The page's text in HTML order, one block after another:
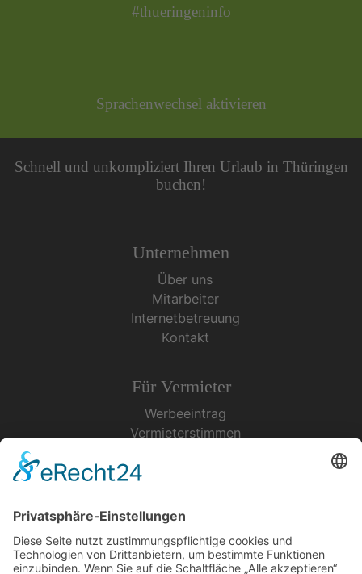
#thueringeninfo
Sprachenwechsel aktivieren
Schnell und unkompliziert Ihren Urlaub in Thüringen
buchen!
Unternehmen
Über uns
Mitarbeiter
Internetbetreuung
Kontakt
Für Vermieter
Werbeeintrag
Vermieterstimmen
Urlaubsservice
Bücher, Karten & CD's
Ihre Anreise